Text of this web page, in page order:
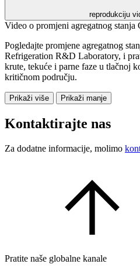
reprodukciju
Video o promjeni agregatnog stanja
Pogledajte promjene agregatnog
Refrigeration R&D Laboratory, i
krute, tekuće i parne faze u tlačnoj
kritičnom području.
Prikaži više Prikaži manje
Kontaktirajte nas
Za dodatne informacije, molimo
Pratite naše globalne kanale